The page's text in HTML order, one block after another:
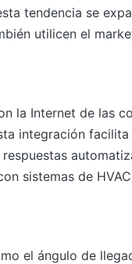
tendencia se
utilicen el
la Internet de las
integración
sistemas de
el ángulo de